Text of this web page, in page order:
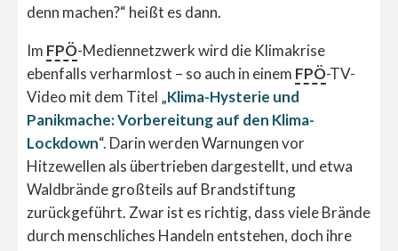
denn machen?“ heißt es dann.
Im FPÖ-Mediennetzwerk wird die Klimakrise
ebenfalls verharmlost – so auch in einem FPÖ-TV-
Video mit dem Titel „Klima-Hysterie und
Panikmache: Vorbereitung auf den Klima-
Lockdown“. Darin werden Warnungen vor
Hitzewellen als übertrieben dargestellt, und etwa
Waldbrände großteils auf Brandstiftung
zurückgeführt. Zwar ist es richtig, dass viele Brände
durch menschliches Handeln entstehen, doch ihre